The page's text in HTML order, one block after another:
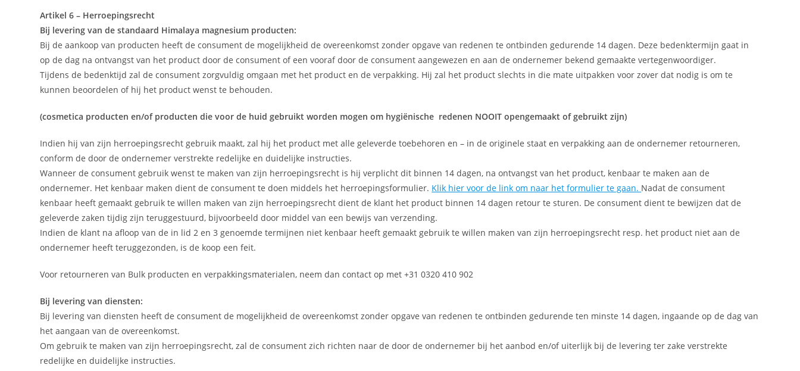
Artikel 6 – Herroepingsrecht
Bij levering van de standaard Himalaya magnesium producten:
Bij de aankoop van producten heeft de consument de mogelijkheid de overeenkomst zonder opgave van redenen te ontbinden gedurende 14 dagen. Deze bedenktermijn gaat in
op de dag na ontvangst van het product door de consument of een vooraf door de consument aangewezen en aan de ondernemer bekend gemaakte vertegenwoordiger.
Tijdens de bedenktijd zal de consument zorgvuldig omgaan met het product en de verpakking. Hij zal het product slechts in die mate uitpakken voor zover dat nodig is om te
kunnen beoordelen of hij het product wenst te behouden.
(cosmetica producten en/of producten die voor de huid gebruikt worden mogen om hygiënische redenen NOOIT opengemaakt of gebruikt zijn)
Indien hij van zijn herroepingsrecht gebruik maakt, zal hij het product met alle geleverde toebehoren en – in de originele staat en verpakking aan de ondernemer retourneren,
conform de door de ondernemer verstrekte redelijke en duidelijke instructies.
Wanneer de consument gebruik wenst te maken van zijn herroepingsrecht is hij verplicht dit binnen 14 dagen, na ontvangst van het product, kenbaar te maken aan de
ondernemer. Het kenbaar maken dient de consument te doen middels het herroepingsformulier. Klik hier voor de link om naar het formulier te gaan. Nadat de consument
kenbaar heeft gemaakt gebruik te willen maken van zijn herroepingsrecht dient de klant het product binnen 14 dagen retour te sturen. De consument dient te bewijzen dat de
geleverde zaken tijdig zijn teruggestuurd, bijvoorbeeld door middel van een bewijs van verzending.
Indien de klant na afloop van de in lid 2 en 3 genoemde termijnen niet kenbaar heeft gemaakt gebruik te willen maken van zijn herroepingsrecht resp. het product niet aan de
ondernemer heeft teruggezonden, is de koop een feit.
Voor retourneren van Bulk producten en verpakkingsmaterialen, neem dan contact op met +31 0320 410 902
Bij levering van diensten:
Bij levering van diensten heeft de consument de mogelijkheid de overeenkomst zonder opgave van redenen te ontbinden gedurende ten minste 14 dagen, ingaande op de dag van
het aangaan van de overeenkomst.
Om gebruik te maken van zijn herroepingsrecht, zal de consument zich richten naar de door de ondernemer bij het aanbod en/of uiterlijk bij de levering ter zake verstrekte
redelijke en duidelijke instructies.